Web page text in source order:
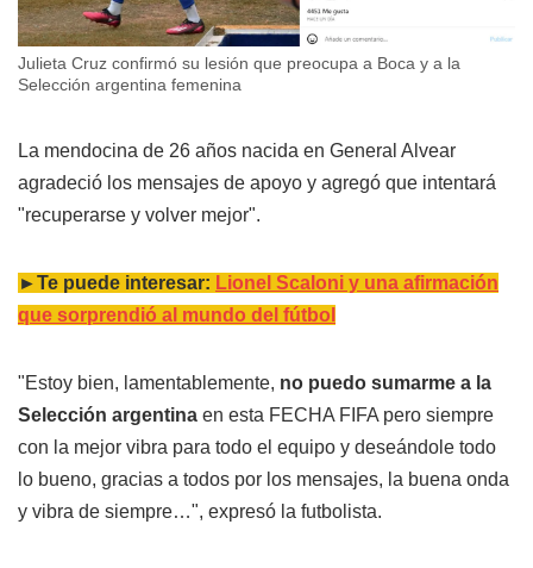
Julieta Cruz confirmó su lesión que preocupa a Boca y a la
Selección argentina femenina
La mendocina de 26 años nacida en General Alvear
agradeció los mensajes de apoyo y agregó que intentará
"recuperarse y volver mejor".
►Te puede interesar: Lionel Scaloni y una afirmación
que sorprendió al mundo del fútbol
"Estoy bien, lamentablemente, no puedo sumarme a la
Selección argentina en esta FECHA FIFA pero siempre
con la mejor vibra para todo el equipo y deseándole todo
lo bueno, gracias a todos por los mensajes, la buena onda
y vibra de siempre…", expresó la futbolista.